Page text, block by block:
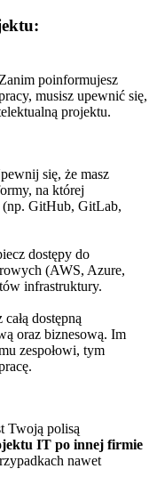
poinformujesz
musisz upewnić się,
projektu.
się, że masz
na której
(np. GitHub, GitLab,
dostępy do
(AWS, Azure,
infrastruktury.
całą dostępną
oraz biznesową. Im
zespołowi, tym
Twoją polisą
IT po innej firmie
nawet